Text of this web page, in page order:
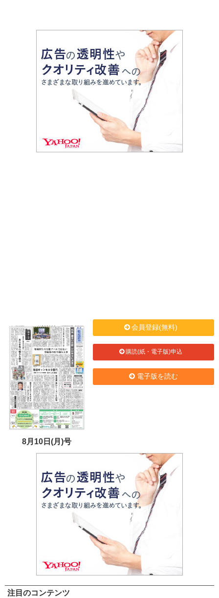
8月10日(月)号
会員登録(無料)
購読(紙・電子版)申込
電子版を読む
注目のコンテンツ